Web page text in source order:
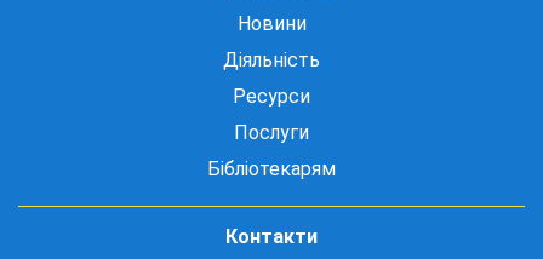
Новини
Діяльність
Ресурси
Послуги
Бібліотекарям
Контакти